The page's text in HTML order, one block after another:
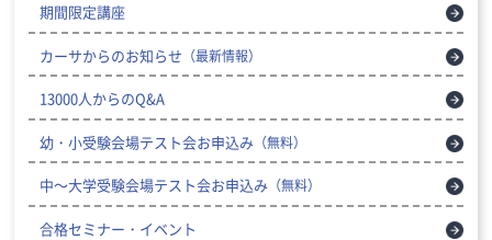
期間限定講座
カーサからのお知らせ （最新情報）
13000人からのQ&A
幼・小受験会場テスト会お申込み （無料）
中～大学受験会場テスト会お申込み （無料）
合格セミナー・イベント